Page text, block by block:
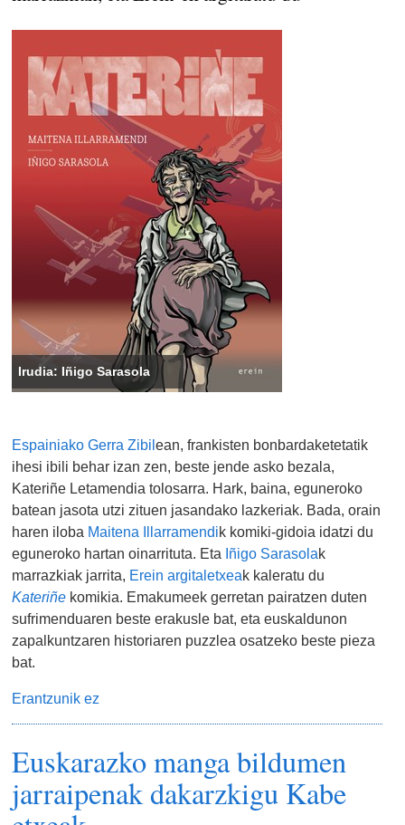
Irudia: Iñigo Sarasola
Espainiako Gerra Zibilean, frankisten bonbardaketetatik
ihesi ibili behar izan zen, beste jende asko bezala,
Kateriñe Letamendia tolosarra. Hark, baina, eguneroko
batean jasota utzi zituen jasandako lazkeriak. Bada, orain
haren iloba Maitena Illarramendik komiki-gidoia idatzi du
eguneroko hartan oinarrituta. Eta Iñigo Sarasolak
marrazkiak jarrita, Erein argitaletxeak kaleratu du
Kateriñe komikia. Emakumeek gerretan pairatzen duten
sufrimenduaren beste erakusle bat, eta euskaldunon
zapalkuntzaren historiaren puzzlea osatzeko beste pieza
bat.
Erantzunik ez
Euskarazko manga bildumen
jarraipenak dakarzkigu Kabe